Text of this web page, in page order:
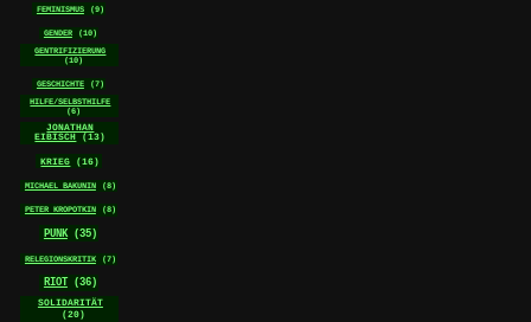
FEMINISMUS (9)
GENDER
(10)
GENTRIFIZIERUNG
(10)
GESCHICHTE
(7)
HILFE/SELBSTHILFE
(6)
JONATHAN
EIBISCH
(13)
KRIEG (16)
MICHAEL BAKUNIN (8)
PETER KROPOTKIN (8)
PUNK (35)
RELEGIONSKRITIK (7)
RIOT (36)
SOLIDARITÄT
(20)